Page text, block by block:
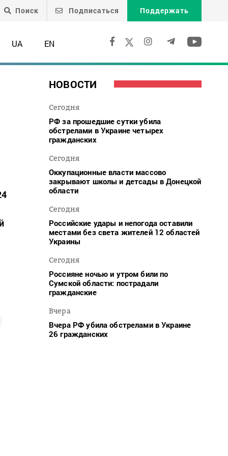
Поиск Подписаться Поддержать
UA EN
НОВОСТИ
Сегодня
РФ за прошедшие сутки убила
обстрелами в Украине четырех
гражданских
Сегодня
Оккупационные власти массово
закрывают школы и детсады в Донецкой
области
Сегодня
Российские удары и непогода оставили
местами без света жителей 12 областей
Украины
Сегодня
Россияне ночью и утром били по
Сумской области: пострадали
гражданские
Вчера
Вчера РФ убила обстрелами в Украине
26 гражданских